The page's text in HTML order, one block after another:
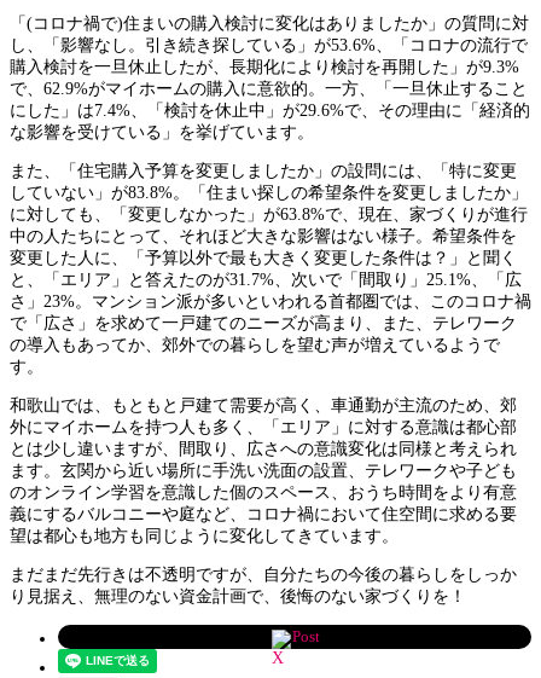
「(コロナ禍で)住まいの購入検討に変化はありましたか」の質問に対
し、「影響なし。引き続き探している」が53.6%、「コロナの流行で
購入検討を一旦休止したが、長期化により検討を再開した」が9.3%
で、62.9%がマイホームの購入に意欲的。一方、「一旦休止すること
にした」は7.4%、「検討を休止中」が29.6%で、その理由に「経済的
な影響を受けている」を挙げています。
また、「住宅購入予算を変更しましたか」の設問には、「特に変更
していない」が83.8%。「住まい探しの希望条件を変更しましたか」
に対しても、「変更しなかった」が63.8%で、現在、家づくりが進行
中の人たちにとって、それほど大きな影響はない様子。希望条件を
変更した人に、「予算以外で最も大きく変更した条件は？」と聞く
と、「エリア」と答えたのが31.7%、次いで「間取り」25.1%、「広
さ」23%。マンション派が多いといわれる首都圏では、このコロナ禍
で「広さ」を求めて一戸建てのニーズが高まり、また、テレワーク
の導入もあってか、郊外での暮らしを望む声が増えているようで
す。
和歌山では、もともと戸建て需要が高く、車通勤が主流のため、郊
外にマイホームを持つ人も多く、「エリア」に対する意識は都心部
とは少し違いますが、間取り、広さへの意識変化は同様と考えられ
ます。玄関から近い場所に手洗い洗面の設置、テレワークや子ども
のオンライン学習を意識した個のスペース、おうち時間をより有意
義にするバルコニーや庭など、コロナ禍において住空間に求める要
望は都心も地方も同じように変化してきています。
まだまだ先行きは不透明ですが、自分たちの今後の暮らしをしっか
り見据え、無理のない資金計画で、後悔のない家づくりを！
Post